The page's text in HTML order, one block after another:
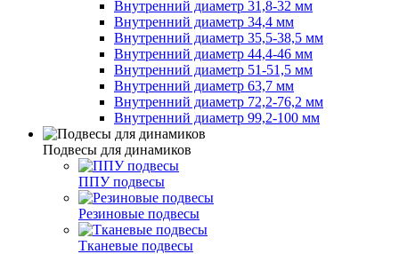
Внутренний диаметр 31,8-32 мм
Внутренний диаметр 34,4 мм
Внутренний диаметр 35,5-38,5 мм
Внутренний диаметр 44,4-46 мм
Внутренний диаметр 51-51,5 мм
Внутренний диаметр 63,7 мм
Внутренний диаметр 72,2-76,2 мм
Внутренний диаметр 99,2-100 мм
Подвесы для динамиков
ППУ подвесы
Резиновые подвесы
Тканевые подвесы